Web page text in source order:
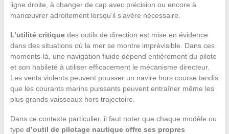
ligne droite, à changer de cap avec précision ou encore à
manœuvrer adroitement lorsqu’il s’avère nécessaire.
L’utilité critiquedes outils de direction est mise en évidence
dans des situations où la mer se montre imprévisible. Dans ces
moments-là, une navigation fluide dépend entièrement du pilote
et son habileté à utiliser efficacement le mécanisme directeur.
Les vents violents peuvent pousser un navire hors course tandis
que les courants marins puissants peuvent entraîner même les
plus grands vaisseaux hors trajectoire.
Dans ce contexte particulier, il faut noter que chaque modèle ou
type d’outil de pilotage nautique offre ses propres